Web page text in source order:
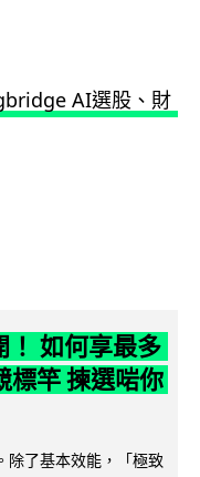
如何享最多
竿 揀選啱你
除了基本效能，「極致